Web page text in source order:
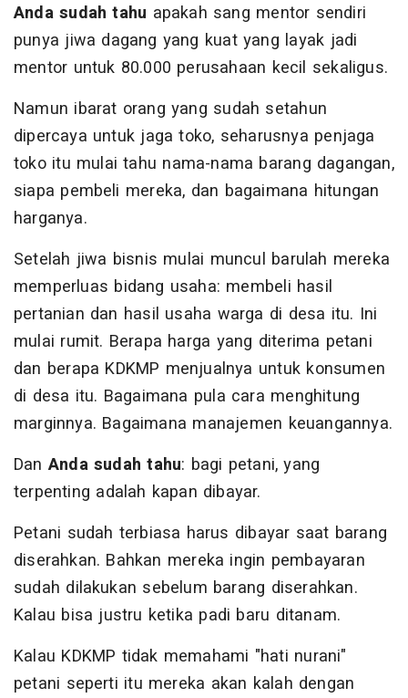
Anda sudah tahu apakah sang mentor sendiri
punya jiwa dagang yang kuat yang layak jadi
mentor untuk 80.000 perusahaan kecil sekaligus.
Namun ibarat orang yang sudah setahun
dipercaya untuk jaga toko, seharusnya penjaga
toko itu mulai tahu nama-nama barang dagangan,
siapa pembeli mereka, dan bagaimana hitungan
harganya.
Setelah jiwa bisnis mulai muncul barulah mereka
memperluas bidang usaha: membeli hasil
pertanian dan hasil usaha warga di desa itu. Ini
mulai rumit. Berapa harga yang diterima petani
dan berapa KDKMP menjualnya untuk konsumen
di desa itu. Bagaimana pula cara menghitung
marginnya. Bagaimana manajemen keuangannya.
Dan Anda sudah tahu: bagi petani, yang
terpenting adalah kapan dibayar.
Petani sudah terbiasa harus dibayar saat barang
diserahkan. Bahkan mereka ingin pembayaran
sudah dilakukan sebelum barang diserahkan.
Kalau bisa justru ketika padi baru ditanam.
Kalau KDKMP tidak memahami "hati nurani"
petani seperti itu mereka akan kalah dengan